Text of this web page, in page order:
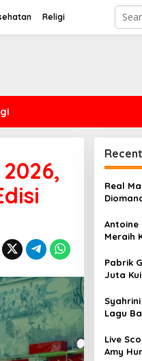
Religi
Real
Antoine
Meraih
Pabrik
Juta
Lagu
Live
Amy